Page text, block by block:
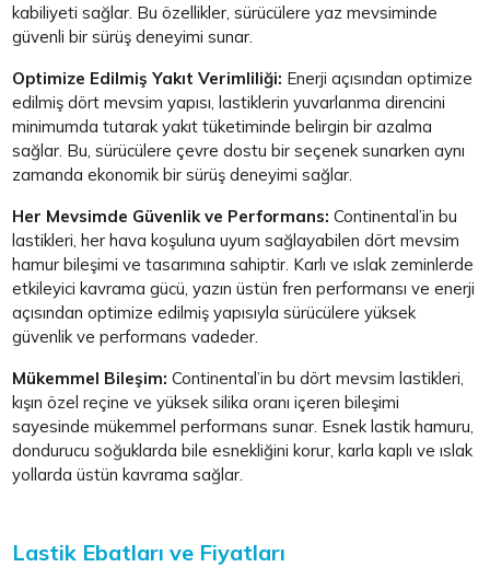
kabiliyeti sağlar. Bu özellikler, sürücülere yaz mevsiminde
güvenli bir sürüş deneyimi sunar.
Optimize Edilmiş Yakıt Verimliliği: Enerji açısından optimize
edilmiş dört mevsim yapısı, lastiklerin yuvarlanma direncini
minimumda tutarak yakıt tüketiminde belirgin bir azalma
sağlar. Bu, sürücülere çevre dostu bir seçenek sunarken aynı
zamanda ekonomik bir sürüş deneyimi sağlar.
Her Mevsimde Güvenlik ve Performans:Continental’in bu
lastikleri, her hava koşuluna uyum sağlayabilen dört mevsim
hamur bileşimi ve tasarımına sahiptir. Karlı ve ıslak zeminlerde
etkileyici kavrama gücü, yazın üstün fren performansı ve enerji
açısından optimize edilmiş yapısıyla sürücülere yüksek
güvenlik ve performans vadeder.
Mükemmel Bileşim: Continental’in bu dört mevsim lastikleri,
kışın özel reçine ve yüksek silika oranı içeren bileşimi
sayesinde mükemmel performans sunar. Esnek lastik hamuru,
dondurucu soğuklarda bile esnekliğini korur, karla kaplı ve ıslak
yollarda üstün kavrama sağlar.
Lastik Ebatları ve Fiyatları